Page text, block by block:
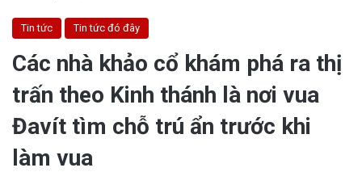
Tin tức Tin tức đó đây
Các nhà khảo cổ khám phá ra thị
trấn theo Kinh thánh là nơi vua
Đavít tìm chỗ trú ẩn trước khi
làm vua